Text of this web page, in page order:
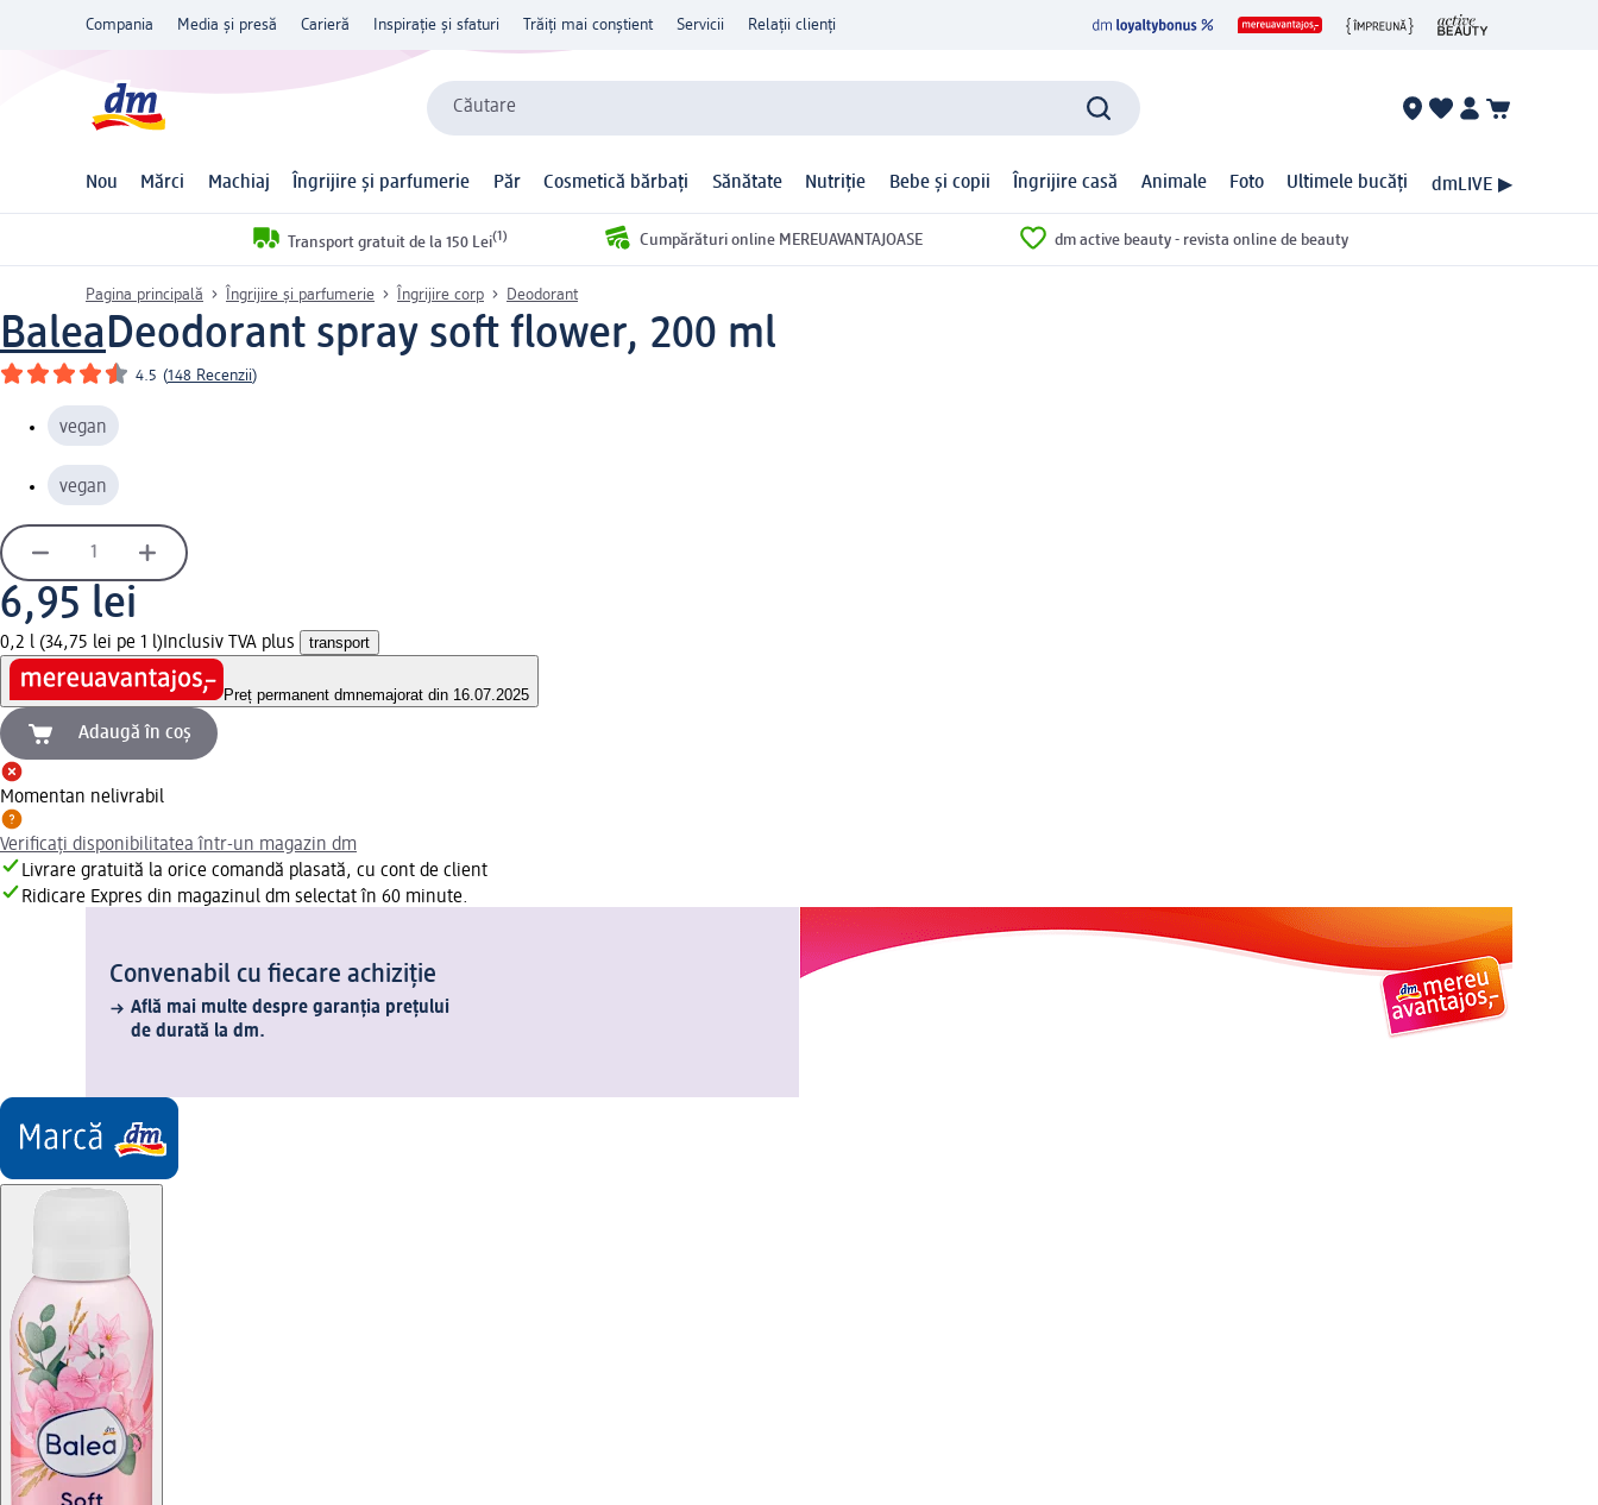
Compania Media și presă Carieră Inspirație și sfaturi Trăiți mai conștient Servicii Relații clienți
Căutare
Nou Mărci Machiaj Îngrijire și parfumerie Păr Cosmetică bărbați Sănătate Nutriție Bebe și copii Îngrijire casă Animale Foto Ultimele bucăți dmLIVE ▶
Transport gratuit de la 150 Lei(1) Cumpărături online MEREUAVANTAJOASE dm active beauty - revista online de beauty
Pagina principală Îngrijire și parfumerie Îngrijire corp Deodorant
BaleaDeodorant spray soft flower, 200 ml
4.5 (148 Recenzii)
vegan
vegan
6,95 lei
0,2 l (34,75 lei pe 1 l) Inclusiv TVA plus transport
Preț permanent dmnemajorat din 16.07.2025
Adaugă în coș
Momentan nelivrabil
Verificați disponibilitatea într-un magazin dm
Livrare gratuită la orice comandă plasată, cu cont de client
Ridicare Expres din magazinul dm selectat în 60 minute.
Convenabil cu fiecare achiziție
Află mai multe despre garanția prețului
de durată la dm.